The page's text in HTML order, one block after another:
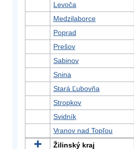
Levoča
Medzilaborce
Poprad
Prešov
Sabinov
Snina
Stará Ľubovňa
Stropkov
Svidník
Vranov nad Topľou
Žilinský kraj